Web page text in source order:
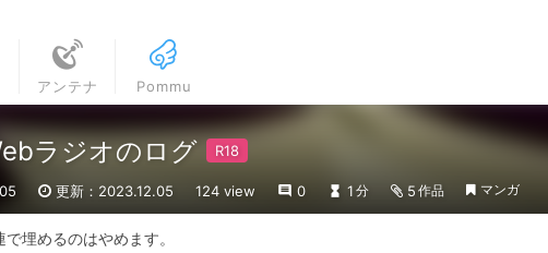
アンテナ Pommu
ラジオのログ
更新：2023.12.05 124 view 0 1 分 5 作品 マンガ
埋めるのはやめます。